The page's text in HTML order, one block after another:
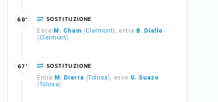
SOSTITUZIONE
Esce M. Cham (Clermont), entra
B. Diallo
(Clermont)
68'
SOSTITUZIONE
Entra M. Diarra (Tolosa), esce G. Suazo
(Tolosa)
67'